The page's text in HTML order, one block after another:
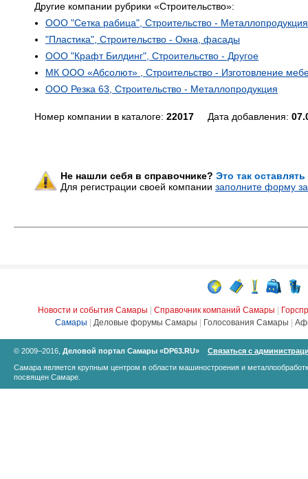
Другие компании рубрики «Строительство»:
ООО "Сетка рабица", Строительство - Металлопродукция
"Пластика", Строительство - Окна, фасады
ООО "Крафт Билдинг", Строительство - Другое
МК ООО «Абсолют» , Строительство - Изготовление
ООО Резка 63, Строительство - Металлопродукция
Номер компании в каталоге: 22017 Дата добавления:
Не нашли себя в справочнике? Это так
Для регистрации своей компании заполните форму
Новости и события Самары Справочник компаний Самары
Самары
Деловые форумы Самары Голосования Самары
© 2009–2016, Деловой портал Самары «DP63.RU»
Связаться с
Самара является крупным центром в области машиностроения и
посвящен Самаре.